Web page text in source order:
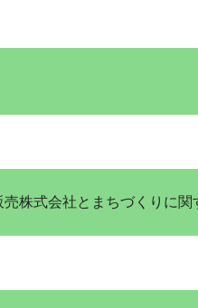
株式会社とまちづくりに関